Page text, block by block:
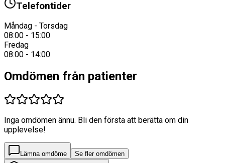
Telefontider
Måndag - Torsdag
08:00 - 15:00
Fredag
08:00 - 14:00
Omdömen från patienter
Inga omdömen ännu. Bli den första att berätta om din
upplevelse!
Lämna omdöme Se fler omdömen